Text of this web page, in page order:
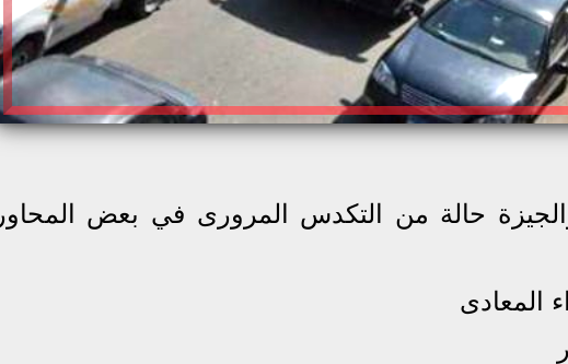
حالة من التكدس المرورى في بعض المحاور
المعادى